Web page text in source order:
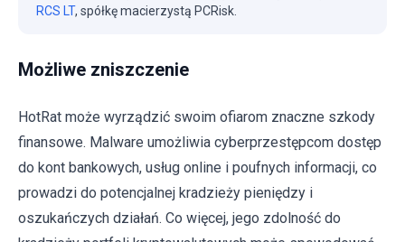
RCS LT, spółkę macierzystą PCRisk.
Możliwe zniszczenie
HotRat może wyrządzić swoim ofiarom znaczne szkody
finansowe. Malware umożliwia cyberprzestępcom dostęp
do kont bankowych, usług online i poufnych informacji, co
prowadzi do potencjalnej kradzieży pieniędzy i
oszukańczych działań. Co więcej, jego zdolność do